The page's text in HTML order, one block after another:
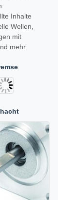
Inhalte
Wellen,
mit
mehr.